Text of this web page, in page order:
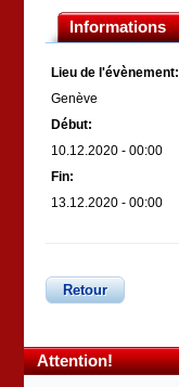
Informations
Lieu de l'évènement:
Genève
Début:
10.12.2020 - 00:00
Fin:
13.12.2020 - 00:00
Retour
Attention!